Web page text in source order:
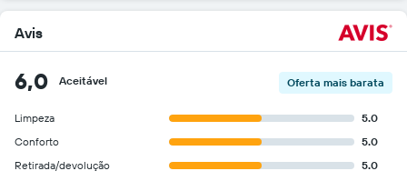
Avis
6,0 Aceitável Oferta mais barata
Limpeza
5.0
Conforto
5.0
Retirada/devolução
5.0